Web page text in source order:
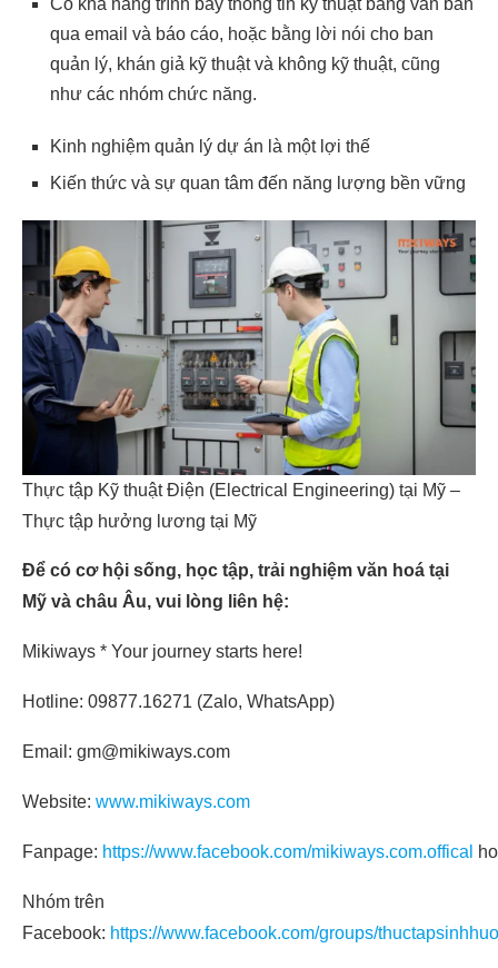
Có khả năng trình bày thông tin kỹ thuật bằng văn bản
qua email và báo cáo, hoặc bằng lời nói cho ban
quản lý, khán giả kỹ thuật và không kỹ thuật, cũng
như các nhóm chức năng.
Kinh nghiệm quản lý dự án là một lợi thế
Kiến thức và sự quan tâm đến năng lượng bền vững
Thực tập Kỹ thuật Điện (Electrical Engineering) tại Mỹ –
Thực tập hưởng lương tại Mỹ
Để có cơ hội sống, học tập, trải nghiệm văn hoá tại
Mỹ và châu Âu, vui lòng liên hệ:
Mikiways * Your journey starts here!
Hotline: 09877.16271 (Zalo, WhatsApp)
Email: gm@mikiways.com
Website: www.mikiways.com
Fanpage: https://www.facebook.com/mikiways.com.offical
Nhóm trên
Facebook: https://www.facebook.com/groups/